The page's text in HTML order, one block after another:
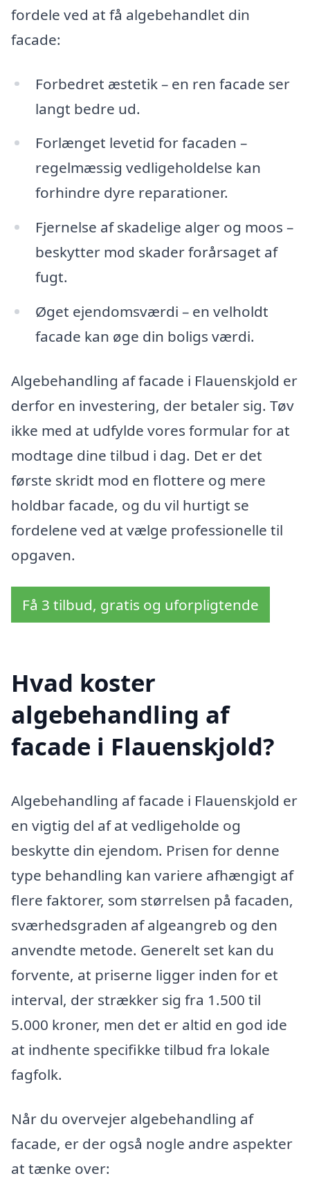
fordele ved at få algebehandlet din
facade:
Forbedret æstetik – en ren facade ser
langt bedre ud.
Forlænget levetid for facaden –
regelmæssig vedligeholdelse kan
forhindre dyre reparationer.
Fjernelse af skadelige alger og moos –
beskytter mod skader forårsaget af
fugt.
Øget ejendomsværdi – en velholdt
facade kan øge din boligs værdi.
Algebehandling af facade i Flauenskjold er
derfor en investering, der betaler sig. Tøv
ikke med at udfylde vores formular for at
modtage dine tilbud i dag. Det er det
første skridt mod en flottere og mere
holdbar facade, og du vil hurtigt se
fordelene ved at vælge professionelle til
opgaven.
Få 3 tilbud, gratis og uforpligtende
Hvad koster
algebehandling af
facade i Flauenskjold?
Algebehandling af facade i Flauenskjold er
en vigtig del af at vedligeholde og
beskytte din ejendom. Prisen for denne
type behandling kan variere afhængigt af
flere faktorer, som størrelsen på facaden,
sværhedsgraden af algeangreb og den
anvendte metode. Generelt set kan du
forvente, at priserne ligger inden for et
interval, der strækker sig fra 1.500 til
5.000 kroner, men det er altid en god ide
at indhente specifikke tilbud fra lokale
fagfolk.
Når du overvejer algebehandling af
facade, er der også nogle andre aspekter
at tænke over: